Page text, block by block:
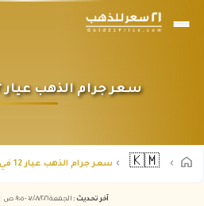
سعر جرام الذهب عيار ١٢ في جزر القمر
🇰🇲 سعر جرام الذهب عيار 12 في جزر القمر
آخر تحديث : الجمعة ٠٧ /٠٨/٢٠٢٦ - ٠٩:٠٥ ص